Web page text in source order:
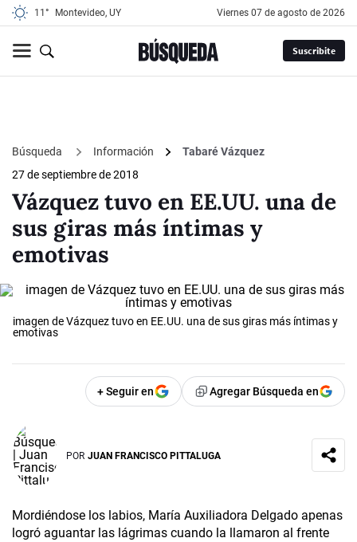
11° Montevideo, UY viernes 07 de agosto de 2026
Suscribite
Búsqueda Información
Tabaré Vázquez
27 de septiembre de 2018
Vázquez tuvo en EE.UU. una de
sus giras más íntimas y
emotivas
imagen de Vázquez tuvo en EE.UU. una de sus giras más íntimas y
emotivas
+ Seguir en Agregar Búsqueda en
POR JUAN FRANCISCO PITTALUGA
Mordiéndose los labios, María Auxiliadora Delgado apenas
logró aguantar las lágrimas cuando la llamaron al frente